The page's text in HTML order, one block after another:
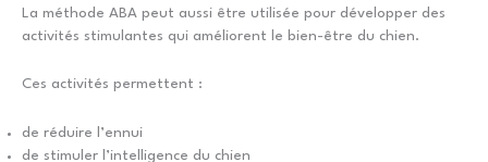
La méthode ABA peut aussi être utilisée pour développer des
activités stimulantes qui améliorent le bien-être du chien.
Ces activités permettent :
de réduire l’ennui
de stimuler l’intelligence du chien